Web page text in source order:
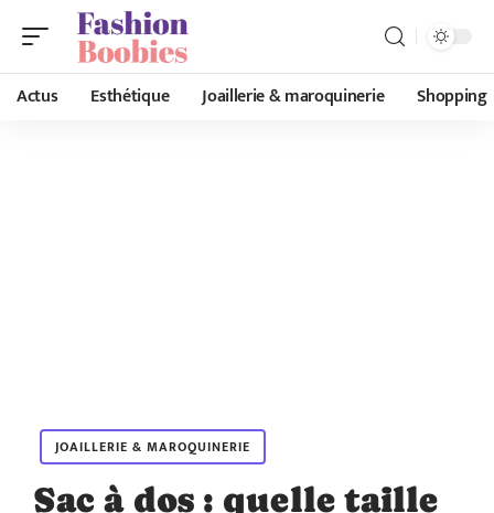
Actus Esthétique Joaillerie & maroquinerie Shopping
JOAILLERIE & MAROQUINERIE
Sac à dos : quelle taille